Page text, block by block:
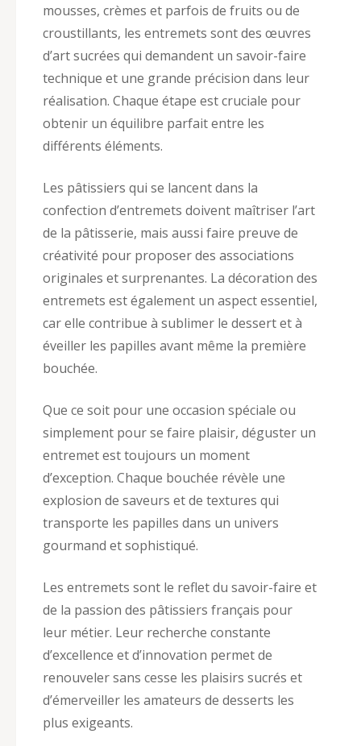
mousses, crèmes et parfois de fruits ou de
croustillants, les entremets sont des œuvres
d’art sucrées qui demandent un savoir-faire
technique et une grande précision dans leur
réalisation. Chaque étape est cruciale pour
obtenir un équilibre parfait entre les
différents éléments.
Les pâtissiers qui se lancent dans la
confection d’entremets doivent maîtriser l’art
de la pâtisserie, mais aussi faire preuve de
créativité pour proposer des associations
originales et surprenantes. La décoration des
entremets est également un aspect essentiel,
car elle contribue à sublimer le dessert et à
éveiller les papilles avant même la première
bouchée.
Que ce soit pour une occasion spéciale ou
simplement pour se faire plaisir, déguster un
entremet est toujours un moment
d’exception. Chaque bouchée révèle une
explosion de saveurs et de textures qui
transporte les papilles dans un univers
gourmand et sophistiqué.
Les entremets sont le reflet du savoir-faire et
de la passion des pâtissiers français pour
leur métier. Leur recherche constante
d’excellence et d’innovation permet de
renouveler sans cesse les plaisirs sucrés et
d’émerveiller les amateurs de desserts les
plus exigeants.